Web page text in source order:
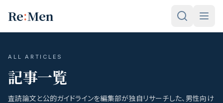
Re:Men
ALL ARTICLES
記事一覧
査読論文と公的ガイドラインを編集部が独自リサーチした、男性向け